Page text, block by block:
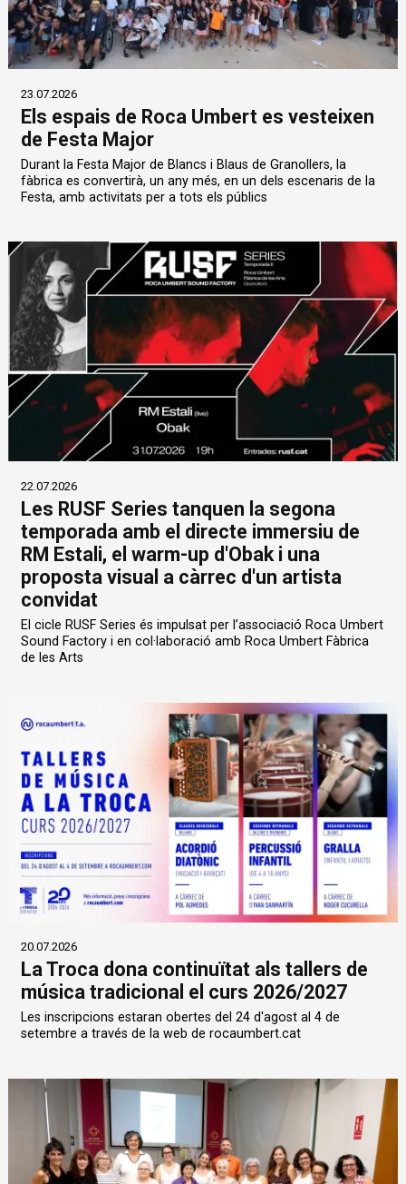
23.07.2026
Els espais de Roca Umbert es vesteixen
de Festa Major
Durant la Festa Major de Blancs i Blaus de Granollers, la
fàbrica es convertirà, un any més, en un dels escenaris de la
Festa, amb activitats per a tots els públics
22.07.2026
Les RUSF Series tanquen la segona
temporada amb el directe immersiu de
RM Estali, el warm-up d'Obak i una
proposta visual a càrrec d'un artista
convidat
El cicle RUSF Series és impulsat per l’associació Roca Umbert
Sound Factory i en col·laboració amb Roca Umbert Fàbrica
de les Arts
20.07.2026
La Troca dona continuïtat als tallers de
música tradicional el curs 2026/2027
Les inscripcions estaran obertes del 24 d'agost al 4 de
setembre a través de la web de rocaumbert.cat